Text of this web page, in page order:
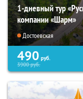
1-дневный тур
компании «Шарм»
Достоевская
490 руб.
3900руб.